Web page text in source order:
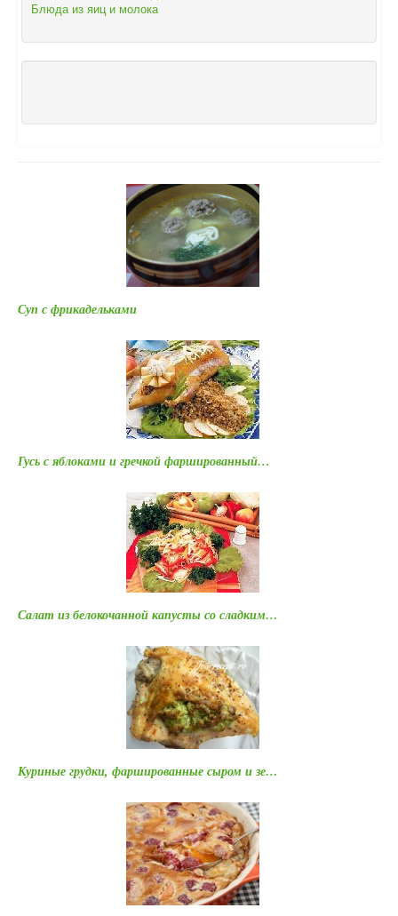
Блюда из яиц и молока
Суп с фрикадельками
Гусь с яблоками и гречкой фаршированный…
Салат из белокочанной капусты со сладким…
Куриные грудки, фаршированные сыром и зе…